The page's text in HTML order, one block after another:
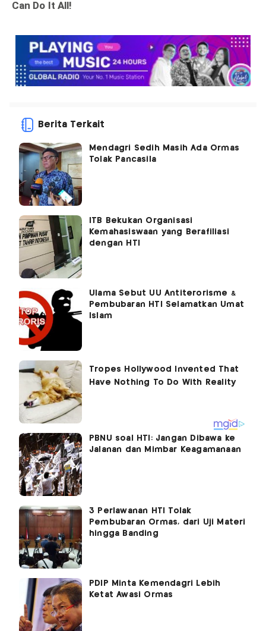
Berita Terkait
Mendagri Sedih Masih Ada Ormas
Tolak Pancasila
ITB Bekukan Organisasi
Kemahasiswaan yang Berafiliasi
dengan HTI
Ulama Sebut UU Antiterorisme &
Pembubaran HTI Selamatkan Umat
Islam
PBNU soal HTI: Jangan Dibawa ke
Jalanan dan Mimbar Keagamanaan
3 Perlawanan HTI Tolak
Pembubaran Ormas, dari Uji Materi
hingga Banding
PDIP Minta Kemendagri Lebih
Ketat Awasi Ormas